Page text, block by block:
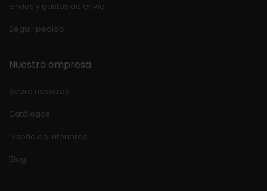
Envíos y gastos de envío
Seguir pedido
Nuestra empresa
Sobre nosotros
Catálogos
Diseño de interiores
Blog